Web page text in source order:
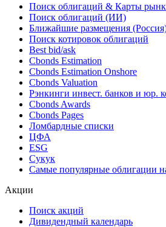
Поиск облигаций & Карты
Поиск облигаций (ИИ)
Ближайшие размещения
Поиск котировок облигаций
Best bid/ask
Cbonds Estimation
Cbonds Estimation Onshore
Cbonds Valuation
Рэнкинги инвест. банков и юр.
Cbonds Awards
Cbonds Pages
Ломбардные списки
ЦФА
ESG
Сукук
Самые популярные облигации
Акции
Поиск акций
Дивидендный календарь